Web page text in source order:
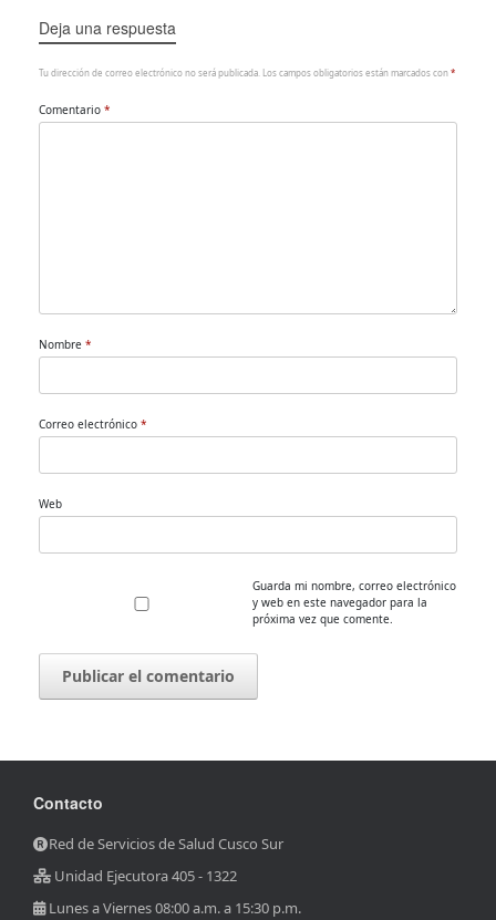
Deja una respuesta
Tu dirección de correo electrónico no será publicada. Los campos obligatorios están marcados con*
Comentario *
Nombre *
Correo electrónico *
Web
Guarda mi nombre, correo electrónico
y web en este navegador para la
próxima vez que comente.
Contacto
Red de Servicios de Salud Cusco Sur
Unidad Ejecutora 405 - 1322
Lunes a Viernes 08:00 a.m. a 15:30 p.m.